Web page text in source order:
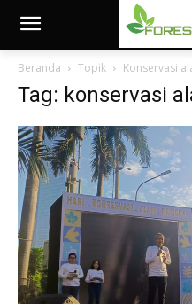
Beranda Topik Konservasi
Tag: konservasi